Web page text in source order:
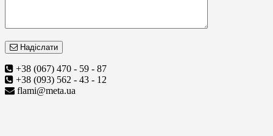
Надіслати
+38 (067) 470 - 59 - 87
+38 (093) 562 - 43 - 12
flami@meta.ua